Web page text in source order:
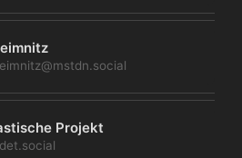
Projekt